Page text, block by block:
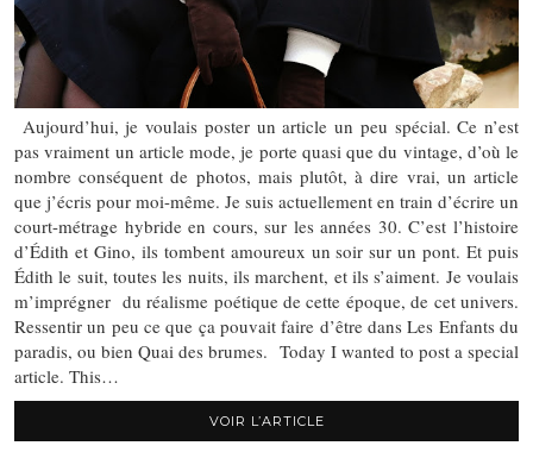
Aujourd’hui, je voulais poster un article un peu spécial. Ce n’est
pas vraiment un article mode, je porte quasi que du vintage, d’où le
nombre conséquent de photos, mais plutôt, à dire vrai, un article
que j’écris pour moi-même. Je suis actuellement en train d’écrire un
court-métrage hybride en cours, sur les années 30. C’est l’histoire
d’Édith et Gino, ils tombent amoureux un soir sur un pont. Et puis
Édith le suit, toutes les nuits, ils marchent, et ils s’aiment. Je voulais
m’imprégner du réalisme poétique de cette époque, de cet univers.
Ressentir un peu ce que ça pouvait faire d’être dans Les Enfants du
paradis, ou bien Quai des brumes. Today I wanted to post a special
article. This…
VOIR L’ARTICLE